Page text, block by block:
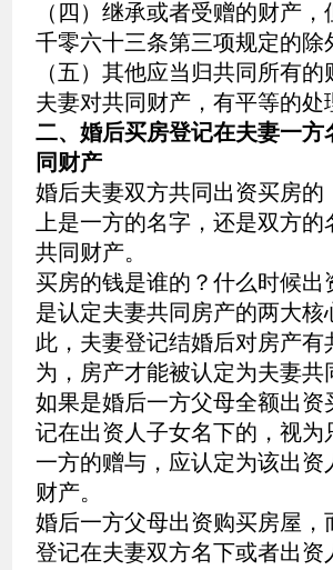
（四）继承或者受赠的财产
千零六十三条第三项规定的除
（五）其他应当归共同所有的
夫妻对共同财产，有平等的处
二、婚后买房登记在夫妻一方
同财产
婚后夫妻双方共同出资买房的
上是一方的名字，还是双方的
共同财产。
买房的钱是谁的？什么时候出
是认定夫妻共同房产的两大核
此，夫妻登记结婚后对房产有
为，房产才能被认定为夫妻共
如果是婚后一方父母全额出资
记在出资人子女名下的，视为
一方的赠与，应认定为该出资
财产。
婚后一方父母出资购买房屋，
登记在夫妻双方名下或者出资